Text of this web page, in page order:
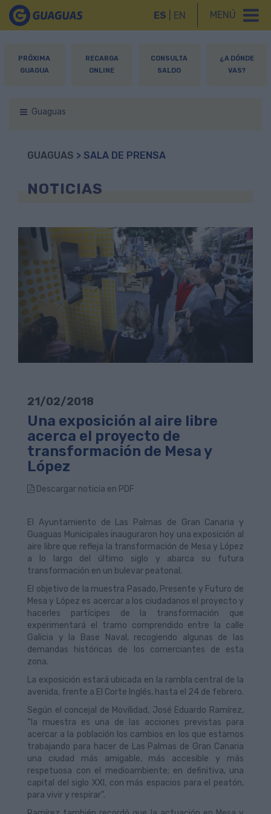
MENÚ
ES EN
PRÓXIMA
GUAGUA
RECARGA
ONLINE
CONSULTA
SALDO
¿A DÓNDE
VAS?
Guaguas
GUAGUAS > SALA DE PRENSA
NOTICIAS
21/02/2018
Una exposición al aire libre
acerca el proyecto de
transformación de Mesa y
López
Descargar noticia en PDF
El Ayuntamiento de Las Palmas de Gran Canaria y
Guaguas Municipales inauguraron hoy una exposición al
aire libre que refleja la transformación de Mesa y López
a lo largo del último siglo y abarca su futura
transformación en un bulevar peatonal.
El objetivo de la muestra Pasado, Presente y Futuro de
Mesa y López es acercar a los ciudadanos el proyecto y
hacerles partícipes de la transformación que
experimentará el tramo comprendido entre la calle
Galicia y la Base Naval, recogiendo algunas de las
demandas históricas de los comerciantes de esta
zona.
La exposición estará ubicada en la rambla central de la
avenida, frente a El Corte Inglés, hasta el 24 de febrero.
Según el concejal de Movilidad, José Eduardo Ramírez,
“la muestra es una de las acciones previstas para
acercar a la población los cambios en los que estamos
trabajando para hacer de Las Palmas de Gran Canaria
una ciudad más amigable, más accesible y más
respetuosa con el medioambiente; en definitiva, una
capital del siglo XXI, con más espacios para el peatón,
para vivir y respirar”.